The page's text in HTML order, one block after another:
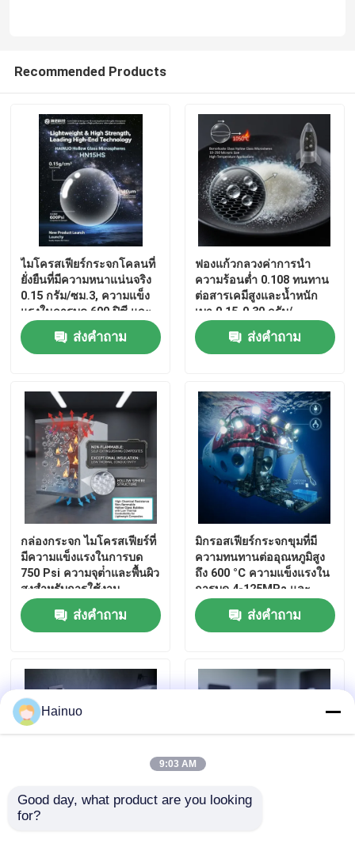
Recommended Products
ไมโครสเฟียร์กระจกโคลนที่
ยั่งยืนที่มีความหนาแน่นจริง
0.15 กรัม/ซม.3, ความแข็ง
แรงในการบด 600 ปิซี และ
ขนาดอนุภาค 40 μm สําหรับ
อุปกรณ์อากาศและอุปก
ส่งคำถาม
ฟองแก้วกลวงค่าการนำ
ความร้อนต่ำ 0.108 ทนทาน
ต่อสารเคมีสูงและน้ำหนัก
เบา 0.15-0.30 กรัม/
ลูกบาศก์เซนติเมตร สำหรับ
วัสดุคอมโพสิตและฉนวน
ส่งคำถาม
กล่องกระจก ไมโครสเฟียร์ที่
มีความแข็งแรงในการบด
750 Psi ความจุต่ําและพื้นผิว
สูงสําหรับการใช้งาน
อุตสาหกรรม
ส่งคำถาม
มิกรอสเฟียร์กระจกขุมที่มี
ความทนทานต่ออุณหภูมิสูง
ถึง 600 °C ความแข็งแรงใน
การบด 4-125MPa และ
สภาพคงที่ไฟฟ้า 1.2-22
ส่งคำถาม
กล่องไมโครบับเบลล์ ขนาด
Hainuo
9:03 AM
Good day, what product are you looking
for?